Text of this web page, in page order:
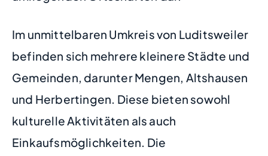
Im unmittelbaren Umkreis von Luditsweiler
befinden sich mehrere kleinere Städte und
Gemeinden, darunter Mengen, Altshausen
und Herbertingen. Diese bieten sowohl
kulturelle Aktivitäten als auch
Einkaufsmöglichkeiten. Die